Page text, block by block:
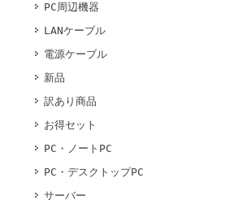
PC周辺機器
LANケーブル
電源ケーブル
新品
訳あり商品
お得セット
PC・ノートPC
PC・デスクトップPC
サーバー